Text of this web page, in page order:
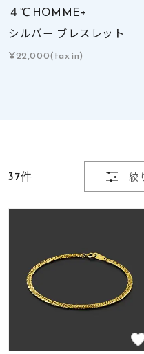
レディース
リングサイズ
４℃ HOMME+
シルバー ブレスレット
¥22,000(tax in)
37件 絞